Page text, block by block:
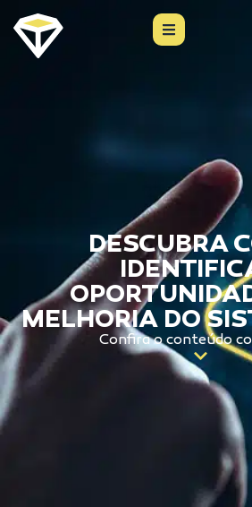
DESCUBRA
MELHORIA DO
Confira o conteúdo